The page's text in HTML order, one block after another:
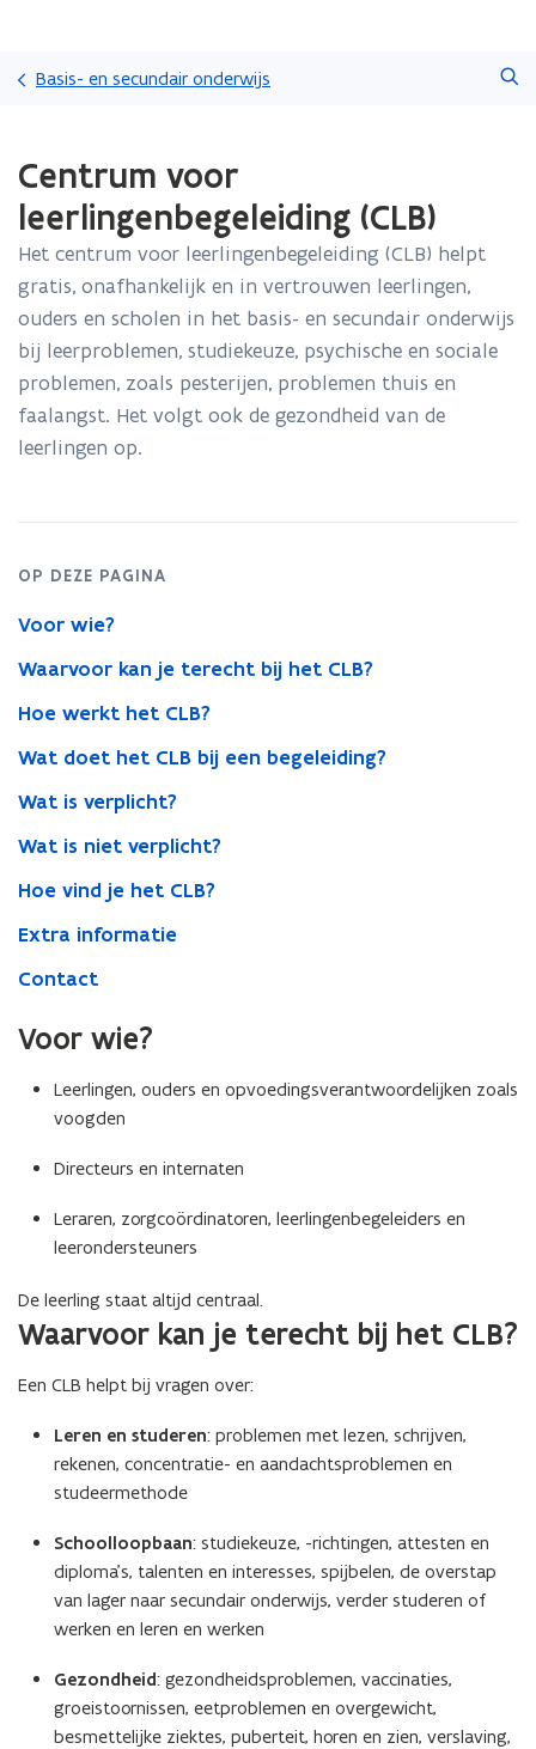
Basis- en secundair onderwijs
met
laden.
zich
op:
Centrum
voor
leerlingenbegeleiding
(CLB)
Centrum voor
leerlingenbegeleiding (CLB)
Het centrum voor leerlingenbegeleiding (CLB) helpt
gratis, onafhankelijk en in vertrouwen leerlingen,
ouders en scholen in het basis- en secundair onderwijs
bij leerproblemen, studiekeuze, psychische en sociale
problemen, zoals pesterijen, problemen thuis en
faalangst. Het volgt ook de gezondheid van de
leerlingen op.
OP DEZE PAGINA
Voor wie?
Waarvoor kan je terecht bij het CLB?
Hoe werkt het CLB?
Wat doet het CLB bij een begeleiding?
Wat is verplicht?
Wat is niet verplicht?
Hoe vind je het CLB?
Extra informatie
Contact
Voor wie?
Leerlingen, ouders en opvoedingsverantwoordelijken zoals
voogden
Directeurs en internaten
Leraren, zorgcoördinatoren, leerlingenbegeleiders en
leerondersteuners
De leerling staat altijd centraal.
Waarvoor kan je terecht bij het CLB?
Een CLB helpt bij vragen over:
Leren en studeren: problemen met lezen, schrijven,
rekenen, concentratie- en aandachtsproblemen en
studeermethode
Schoolloopbaan: studiekeuze, -richtingen, attesten en
diploma’s, talenten en interesses, spijbelen, de overstap
van lager naar secundair onderwijs, verder studeren of
werken en leren en werken
Gezondheid: gezondheidsproblemen, vaccinaties,
groeistoornissen, eetproblemen en overgewicht,
besmettelijke ziektes, puberteit, horen en zien, verslaving,